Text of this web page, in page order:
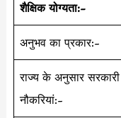
शैक्षिक योग्यता:-
अनुभव का प्रकार:-
राज्य के अनुसार सरकारी
नौकरियां:-